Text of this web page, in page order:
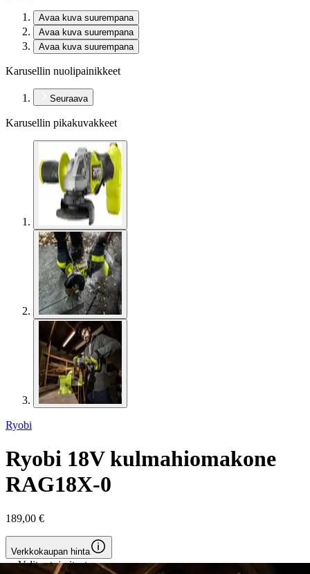
Avaa kuva suurempana
Avaa kuva suurempana
Avaa kuva suurempana
Karusellin nuolipainikkeet
Seuraava
Karusellin pikakuvakkeet
Ryobi
Ryobi 18V kulmahiomakone
RAG18X-0
189,00 €
Verkkokaupan hinta
Valitse toimitustapa